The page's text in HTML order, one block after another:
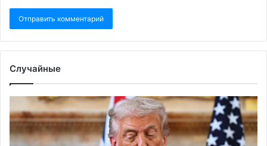
Случайные
Трамп
заявил,
дронов